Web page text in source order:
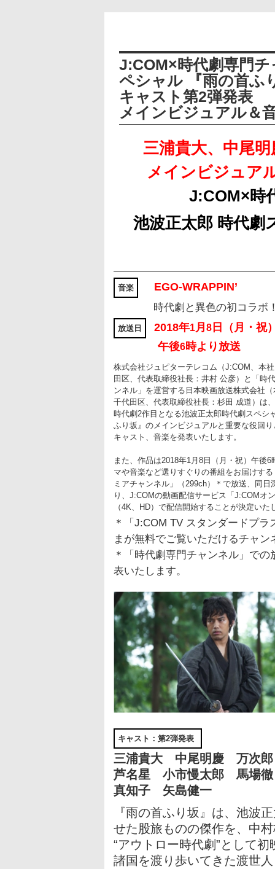
J:COM×時代劇専門
ペシャル 『雨の首ふ
キャスト第2弾発表
メインビジュアル＆
三浦貴大、中尾
メインビジュア
J:COM×時
池波正太郎 時代劇
音楽 EGO-WRAPPIN’
時代劇と異色の初コラボ
放送日 2018年1月 8 日（月・祝
午後6時より放送
株式会社ジュピターテレコム（J:COM、本
田区、代表取締役社長：井村 公彦）と「時
ンネル」を運営する日本映画放送株式会社
千代田区、代表取締役社長：杉田 成道）は
時代劇2作目となる池波正太郎時代劇スペシ
ふり坂』のメインビジュアルと重要な役回
キャスト、音楽を発表いたします。
また、作品は2018年1月8日（月・祝）午後6
マや音楽など選りすぐりの番組をお届けす
ミアチャンネル」（299ch）＊で放送、同日
り、J:COMの動画配信サービス「J:COMオ
（4K、HD）で配信開始することが決定いた
＊「J:COM TV スタンダードプ
まが無料でご覧いただけるチャン
＊「時代劇専門チャンネル」で
表いたします。
キャスト：第2弾発表
三浦貴大 中尾明慶 万次
芦名星 小市慢太郎 馬場
真知子 矢島健一
『雨の首ふり坂』は、池波
せた股旅ものの傑作を、中
“アウトロー時代劇”として
諸国を渡り歩いてきた渡世